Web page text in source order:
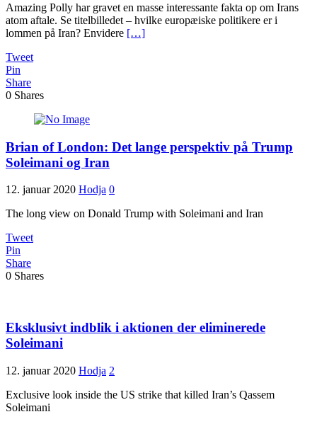
Amazing Polly har gravet en masse interessante fakta op om Irans
atom aftale. Se titelbilledet – hvilke europæiske politikere er i
lommen på Iran? Envidere […]
Tweet
Pin
Share
0 Shares
Brian of London: Det lange perspektiv på Trump
Soleimani og Iran
12. januar 2020 Hodja 0
The long view on Donald Trump with Soleimani and Iran
Tweet
Pin
Share
0 Shares
Eksklusivt indblik i aktionen der eliminerede
Soleimani
12. januar 2020 Hodja 2
Exclusive look inside the US strike that killed Iran’s Qassem
Soleimani